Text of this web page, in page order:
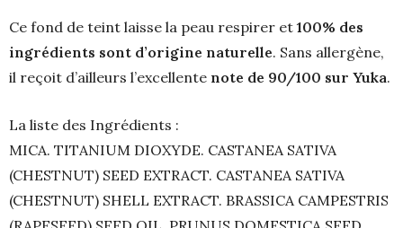
Ce fond de teint laisse la peau respirer et 100% des
ingrédients sont d’origine naturelle. Sans allergène,
il reçoit d’ailleurs l’excellente note de 90/100 sur Yuka.
La liste des Ingrédients :
MICA. TITANIUM DIOXYDE. CASTANEA SATIVA
(CHESTNUT) SEED EXTRACT. CASTANEA SATIVA
(CHESTNUT) SHELL EXTRACT. BRASSICA CAMPESTRIS